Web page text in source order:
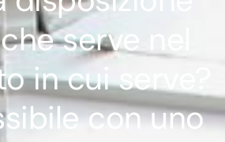
serve nel
in cui serve?
con uno